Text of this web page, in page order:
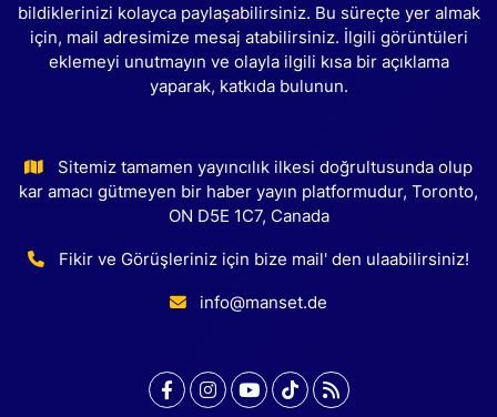
bildiklerinizi kolayca paylaşabilirsiniz. Bu süreçte yer almak
için, mail adresimize mesaj atabilirsiniz. İlgili görüntüleri
eklemeyi unutmayın ve olayla ilgili kısa bir açıklama
yaparak, katkıda bulunun.
Sitemiz tamamen yayıncılık ilkesi doğrultusunda olup
kar amacı gütmeyen bir haber yayın platformudur, Toronto,
ON D5E 1C7, Canada
Fikir ve Görüşleriniz için bize mail' den ulaabilirsiniz!
info@manset.de